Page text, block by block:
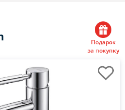
Подарок
за покупку